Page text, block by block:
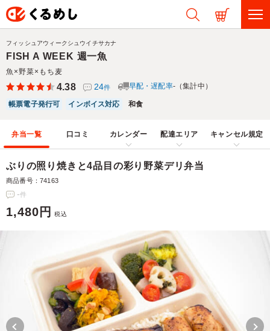
FISH A WEEK 週一魚
魚×野菜×もち麦
フィッシュアウィークシュウイチサカナ
4.38 24件 早配・遅配率-（集計中）
帳票電子発行可 インボイス対応 和食
弁当一覧 口コミ カレンダー 配達エリア キャンセル規定
ぶりの照り焼きと4品目の彩り野菜デリ弁当
商品番号：74163
-件
1,480円 税込